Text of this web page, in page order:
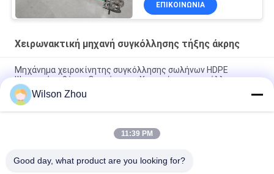
ΕΠΙΚΟΙΝΩΝΙΑ
Χειρωνακτική μηχανή συγκόλλησης τήξης άκρης
Μηχάνημα χειροκίνητης συγκόλλησης σωλήνων HDPE
Ψηφιακής οθόνης Θερμότητας Χειροκίνητη συγκόλληση
άκρων για σωλήνες PE 40mm-110mm
χειρωνακτική μηχανή συγκόλλησης τήξης άκρης 2075mm
Wilson Zhou
11:39 PM
Good day, what product are you looking for?